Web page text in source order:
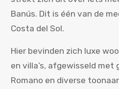
Banús. Dit is één van de
Costa del Sol.
Hier bevinden zich luxe
en villa’s, afgewisseld
Romano en diverse